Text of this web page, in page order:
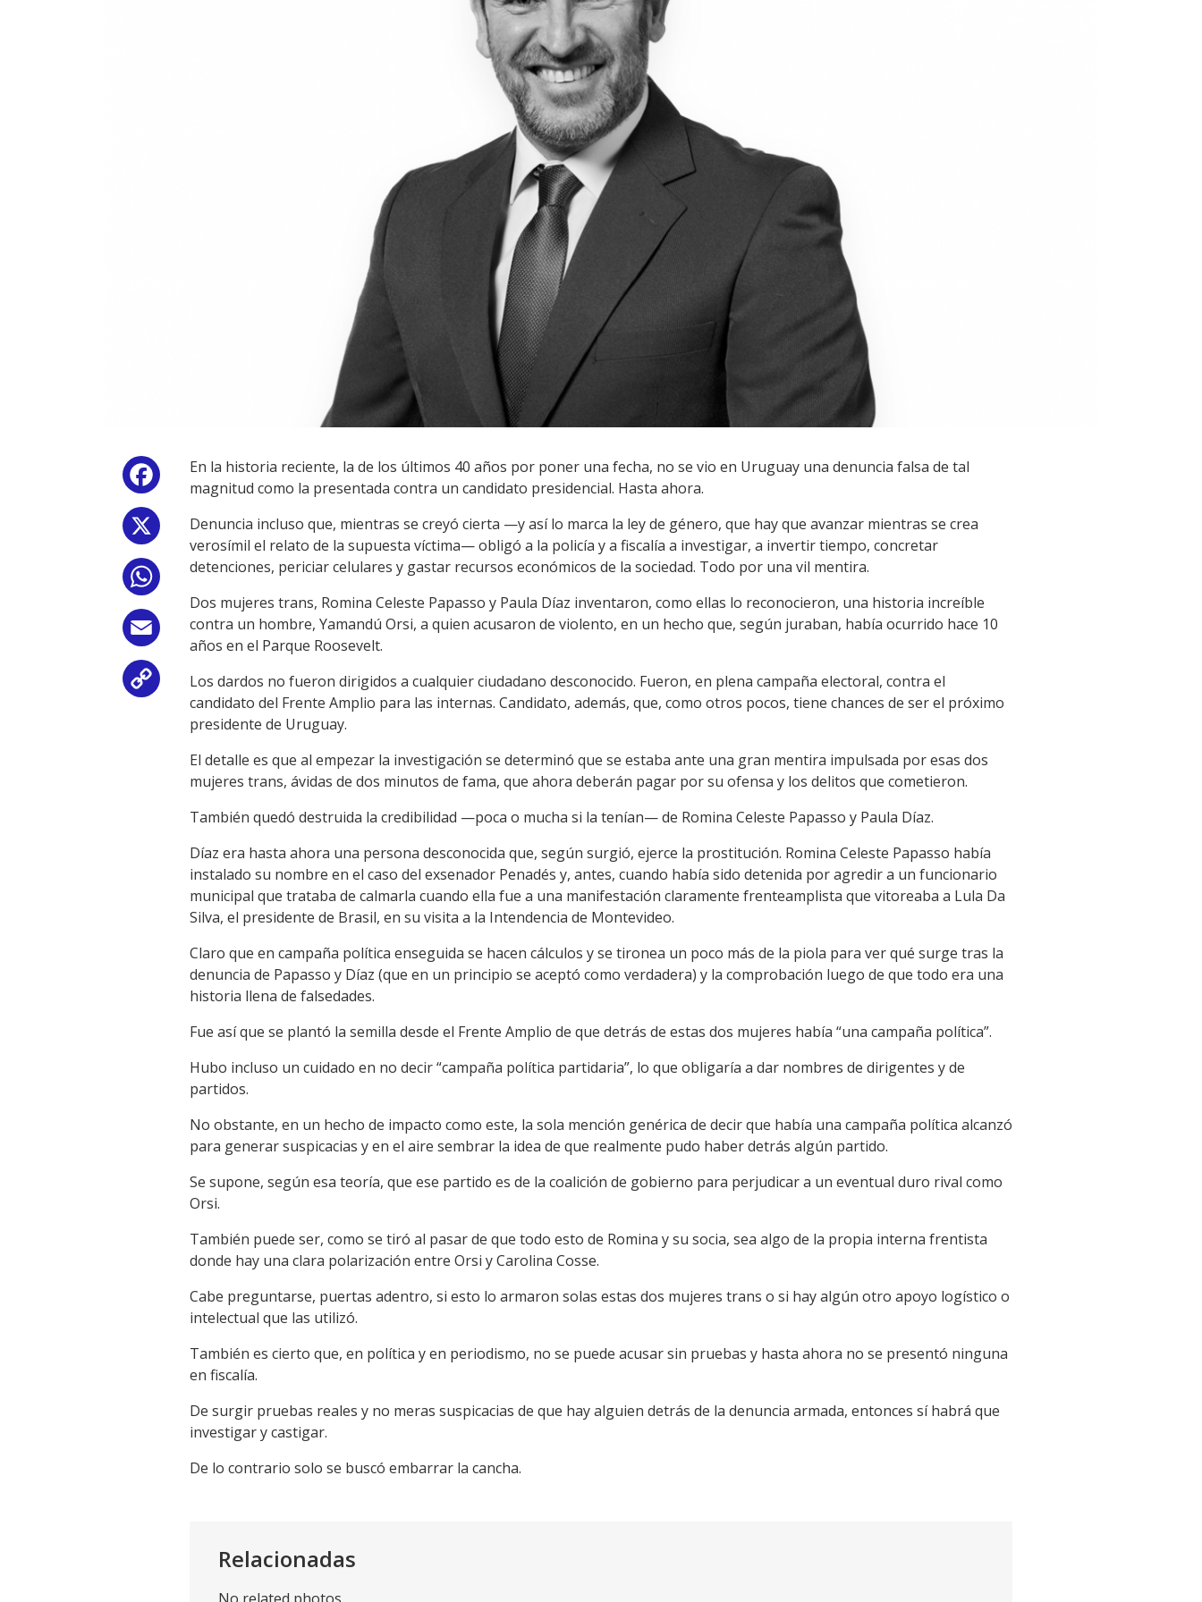
Facebook
Email
Copy
Link
En la historia reciente, la de los últimos 40 años por poner una fecha, no se vio en Uruguay una denuncia falsa de tal
magnitud como la presentada contra un candidato presidencial. Hasta ahora.
Denuncia incluso que, mientras se creyó cierta —y así lo marca la ley de género, que hay que avanzar mientras se crea
verosímil el relato de la supuesta víctima— obligó a la policía y a fiscalía a investigar, a invertir tiempo, concretar
detenciones, periciar celulares y gastar recursos económicos de la sociedad. Todo por una vil mentira.
Dos mujeres trans, Romina Celeste Papasso y Paula Díaz inventaron, como ellas lo reconocieron, una historia increíble
contra un hombre, Yamandú Orsi, a quien acusaron de violento, en un hecho que, según juraban, había ocurrido hace 10
años en el Parque Roosevelt.
Los dardos no fueron dirigidos a cualquier ciudadano desconocido. Fueron, en plena campaña electoral, contra el
candidato del Frente Amplio para las internas. Candidato, además, que, como otros pocos, tiene chances de ser el próximo
presidente de Uruguay.
El detalle es que al empezar la investigación se determinó que se estaba ante una gran mentira impulsada por esas dos
mujeres trans, ávidas de dos minutos de fama, que ahora deberán pagar por su ofensa y los delitos que cometieron.
También quedó destruida la credibilidad —poca o mucha si la tenían— de Romina Celeste Papasso y Paula Díaz.
Díaz era hasta ahora una persona desconocida que, según surgió, ejerce la prostitución. Romina Celeste Papasso había
instalado su nombre en el caso del exsenador Penadés y, antes, cuando había sido detenida por agredir a un funcionario
municipal que trataba de calmarla cuando ella fue a una manifestación claramente frenteamplista que vitoreaba a Lula Da
Silva, el presidente de Brasil, en su visita a la Intendencia de Montevideo.
Claro que en campaña política enseguida se hacen cálculos y se tironea un poco más de la piola para ver qué surge tras la
denuncia de Papasso y Díaz (que en un principio se aceptó como verdadera) y la comprobación luego de que todo era una
historia llena de falsedades.
Fue así que se plantó la semilla desde el Frente Amplio de que detrás de estas dos mujeres había “una campaña política”.
Hubo incluso un cuidado en no decir “campaña política partidaria”, lo que obligaría a dar nombres de dirigentes y de
partidos.
No obstante, en un hecho de impacto como este, la sola mención genérica de decir que había una campaña política alcanzó
para generar suspicacias y en el aire sembrar la idea de que realmente pudo haber detrás algún partido.
Se supone, según esa teoría, que ese partido es de la coalición de gobierno para perjudicar a un eventual duro rival como
Orsi.
También puede ser, como se tiró al pasar de que todo esto de Romina y su socia, sea algo de la propia interna frentista
donde hay una clara polarización entre Orsi y Carolina Cosse.
Cabe preguntarse, puertas adentro, si esto lo armaron solas estas dos mujeres trans o si hay algún otro apoyo logístico o
intelectual que las utilizó.
También es cierto que, en política y en periodismo, no se puede acusar sin pruebas y hasta ahora no se presentó ninguna
en fiscalía.
De surgir pruebas reales y no meras suspicacias de que hay alguien detrás de la denuncia armada, entonces sí habrá que
investigar y castigar.
De lo contrario solo se buscó embarrar la cancha.
Relacionadas